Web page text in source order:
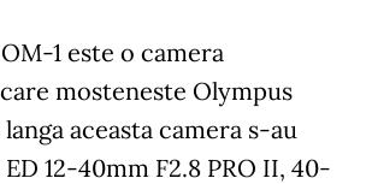
1 este o camera
mosteneste Olympus
aceasta camera s-au
12-40mm F2.8 PRO II, 40-